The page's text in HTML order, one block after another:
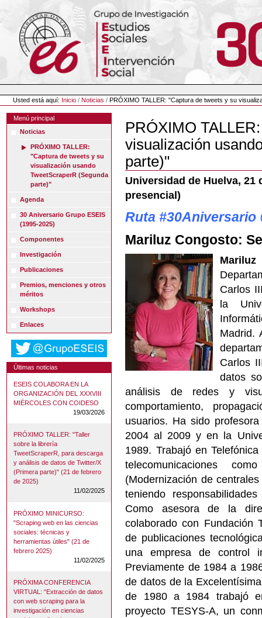
contenido.
navegación
Herramientas
Personales
Usted está aquí: Inicio /Noticias /PRÓXIMO TALLER: "Captura de tweets y su
Menú principal
Noticias
PRÓXIMO TALLER:
"Captura de tweets y su
visualización usando
TweetScraperR (Segunda
parte)"
Agenda
30 Aniversario Grupo ESEIS
(1995-2025)
Componentes
Investigación
Publicaciones
Premios, menciones y otros
méritos
Workshops
Enlaces
Últimas noticias
ESEIS COLABORA EN LA
ORGANIZACIÓN DEL XXXVIII
MIÉRCOLES CON COIDESO
19/03/2026
PRÓXIMO TALLER: "Taller
sobre la librería
TweetScraperR, para descarga
y análisis de datos de Twitter/X
(Primera parte)" (21 de febrero
de 2025)
11/02/2025
PRÓXIMO MINICURSO:
"Scraping web en las ciencias
sociales: técnicas y
herramientas útiles" (21 de
febrero 2025)
11/02/2025
PRÓXIMA CONFERENCIA
VIRTUAL: “Extracción de datos
con web scraping para la
investigación en ciencias
PRÓXIMO
visualización
parte)"
Universidad de Huelva, 21
presencial)
Ruta #30Aniversario
Mariluz Congosto:
Carlos
la
Madrid.
Carlos
datos
análisis de redes y
comportamiento,
usuarios. Ha sido
2004 al 2009 y en la
1989. Trabajó en
telecomunicaciones
(Modernización de
teniendo
Como asesora de la
colaborado con Fundación
de publicaciones
una empresa de control
Previamente de 1984 a
de datos de la
de 1980 a 1984 trabajó
proyecto TESYS-A, un